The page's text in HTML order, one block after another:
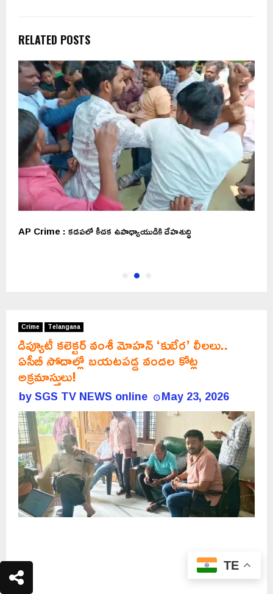
RELATED POSTS
AP Crime : కడపలో కీచక ఉపాధ్యాయుడికి దేహశుద్ధి
Crime Telangana
డిప్యూటీ కలెక్టర్ వంశీ మోహన్ ‘కుబేర’ లీలలు..
ఏసీబీ సోదాల్లో బయటపడ్డ వందల కోట్ల
అక్రమాస్తులు!
bySGS TV NEWS online May 23, 2026
TE